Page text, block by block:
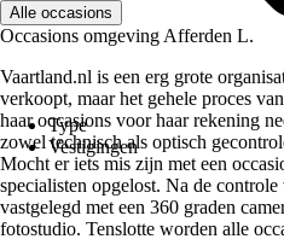
Type
Vestigingen
Alle occasions
Occasions omgeving Afferden L.
Vaartland.nl is een erg grote
verkoopt, maar het gehele proces
haar occasions voor haar rekening
zowel technisch als optisch
Mocht er iets mis zijn met een
specialisten opgelost. Na de
vastgelegd met een 360 graden
fotostudio. Tenslotte worden alle